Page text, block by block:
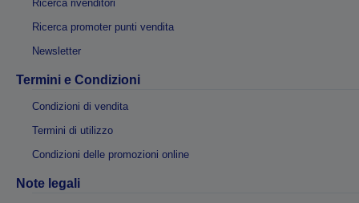
Ricerca rivenditori
Ricerca promoter punti vendita
Newsletter
Termini e Condizioni
Condizioni di vendita
Termini di utilizzo
Condizioni delle promozioni online
Note legali